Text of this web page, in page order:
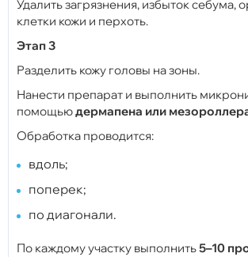
Удалить загрязнения, избыток себума,
клетки кожи и перхоть.
Этап 3
Разделить кожу головы на зоны.
Нанести препарат и выполнить
помощьюдермапена или
Обработка проводится:
вдоль;
поперек;
по диагонали.
По каждому участку выполнить5–10